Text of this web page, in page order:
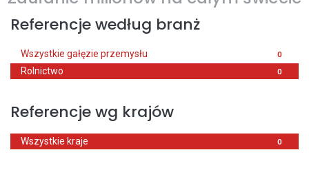
Referencje według branż
0
Wszystkie gałęzie przemysłu
0
Rolnictwo
Referencje wg krajów
0
Wszystkie kraje